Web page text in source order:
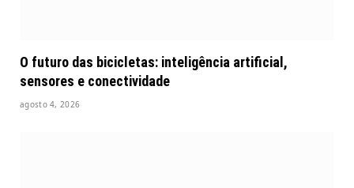
O futuro das bicicletas: inteligência artificial,
sensores e conectividade
agosto 4, 2026